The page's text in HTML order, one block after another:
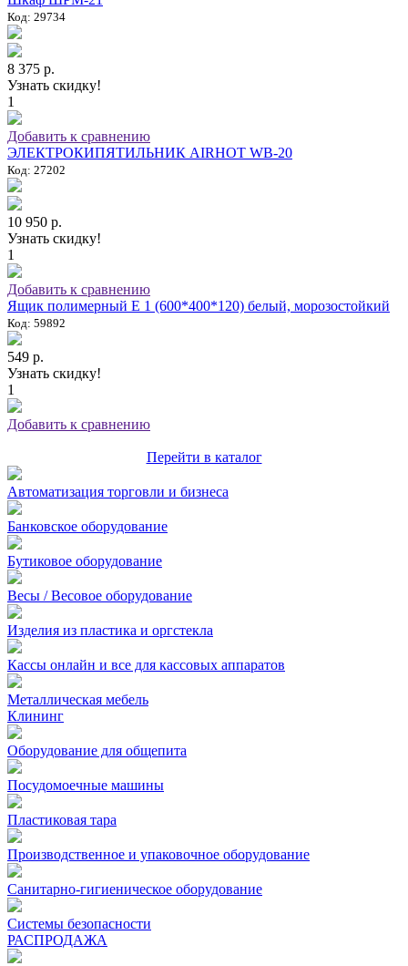
Код: 29734
8 375 р.
Узнать скидку!
1
Добавить к сравнению
ЭЛЕКТРОКИПЯТИЛЬНИК AIRHOT WB-20
Код: 27202
10 950 р.
Узнать скидку!
1
Добавить к сравнению
Ящик полимерный E 1 (600*400*120) белый, морозостойкий
Код: 59892
549 р.
Узнать скидку!
1
Добавить к сравнению
Перейти в каталог
Автоматизация торговли и бизнеса
Банковское оборудование
Бутиковое оборудование
Весы / Весовое оборудование
Изделия из пластика и оргстекла
Кассы онлайн и все для кассовых аппаратов
Металлическая мебель
Клининг
Оборудование для общепита
Посудомоечные машины
Пластиковая тара
Производственное и упаковочное оборудование
Санитарно-гигиеническое оборудование
Системы безопасности
РАСПРОДАЖА